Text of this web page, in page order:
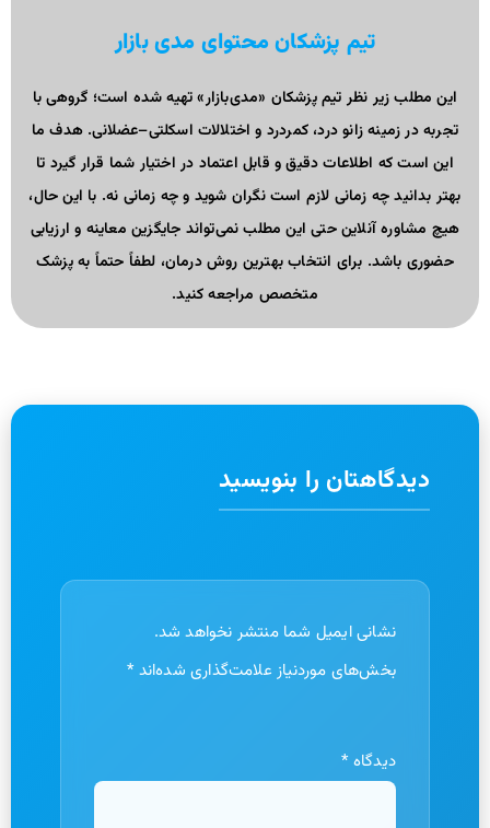
تیم پزشکان محتوای مدی بازار
این مطلب زیر نظر تیم پزشکان «مدی‌بازار» تهیه شده است؛ گروهی با
تجربه در زمینه زانو درد، کمردرد و اختلالات اسکلتی–عضلانی. هدف ما
این است که اطلاعات دقیق و قابل اعتماد در اختیار شما قرار گیرد تا
بهتر بدانید چه زمانی لازم است نگران شوید و چه زمانی نه. با این حال،
هیچ مشاوره آنلاین حتی این مطلب نمی‌تواند جایگزین معاینه و ارزیابی
حضوری باشد. برای انتخاب بهترین روش درمان، لطفاً حتماً به پزشک
متخصص مراجعه کنید.
دیدگاهتان را بنویسید
نشانی ایمیل شما منتشر نخواهد شد.
بخش‌های موردنیاز علامت‌گذاری شده‌اند *
دیدگاه *